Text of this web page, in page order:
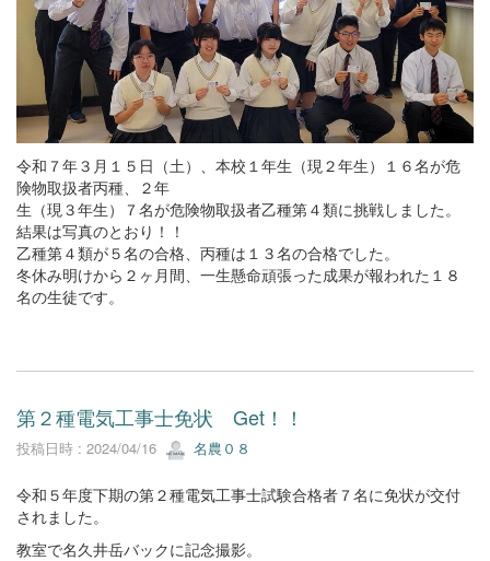
令和７年３月１５日（土）、本校１年生（現２年生）１６名が危
険物取扱者丙種、２年
生（現３年生）７名が危険物取扱者乙種第４類に挑戦しました。
結果は写真のとおり！！
乙種第４類が５名の合格、丙種は１３名の合格でした。
冬休み明けから２ヶ月間、一生懸命頑張った成果が報われた１８
名の生徒です。
第２種電気工事士免状 Get！！
投稿日時 : 2024/04/16 名農０８
令和５年度下期の第２種電気工事士試験合格者７名に免状が交付
されました。
教室で名久井岳バックに記念撮影。